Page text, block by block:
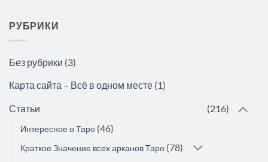
РУБРИКИ
Без рубрики (3)
Карта сайта – Всё в одном месте (1)
Статьи (216)
Интересное о Таро (46)
Краткое Значение всех арканов Таро (78)